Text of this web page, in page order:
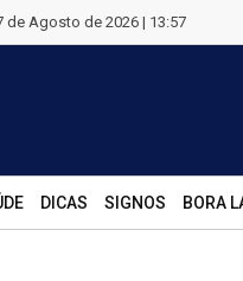
de Agosto de 2026 | 13:57
DICAS SIGNOS BORA